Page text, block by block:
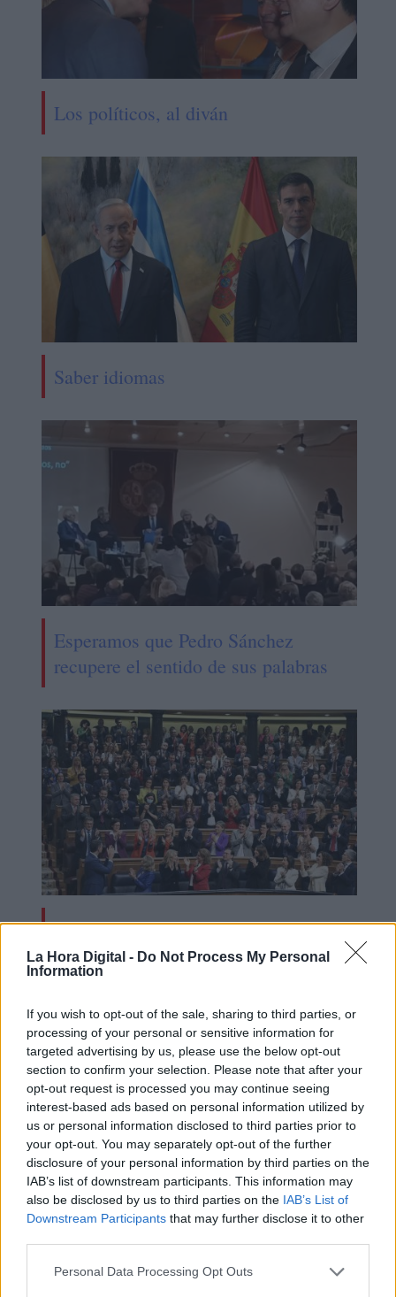
La Hora Digital - Do Not Process My Personal
Information
If you wish to opt-out of the sale, sharing to third parties, or
processing of your personal or sensitive information for
targeted advertising by us, please use the below opt-out
section to confirm your selection. Please note that after your
opt-out request is processed you may continue seeing
interest-based ads based on personal information utilized by
us or personal information disclosed to third parties prior to
your opt-out. You may separately opt-out of the further
disclosure of your personal information by third parties on the
IAB’s list of downstream participants. This information may
also be disclosed by us to third parties on the IAB’s List of
Downstream Participants that may further disclose it to other
Personal Data Processing Opt Outs
Los políticos, al diván
Saber idiomas
Esperamos que Pedro Sánchez
recupere el sentido de sus palabras
Echa a andar la legislatura
'7 votos después', el micrometraje
viral